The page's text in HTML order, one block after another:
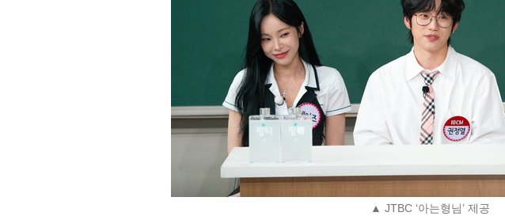
▲ JTBC ‘아는형님’ 제공